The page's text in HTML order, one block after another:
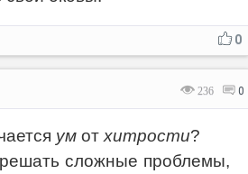
0
236 0
ум от хитрости?
сложные проблемы,